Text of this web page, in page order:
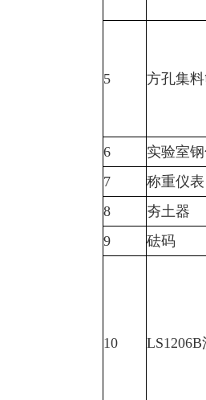
5 方孔集
6 实验室
7
称重仪表
8
夯土器
9
砝码
10